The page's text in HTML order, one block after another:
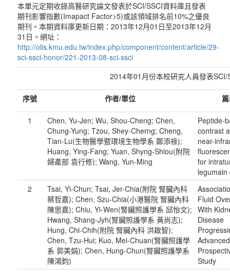
本單元定期收錄高醫研究論文發表於SCI/SSCI資料庫且發表
期刊影響指數(Imapact Factor>5)或該領域排名前10%之優良
期刊。本期資料庫更新日期：2013年12月01日至2013年12月
31日。網址：
http://olis.kmu.edu.tw/index.php/component/content/article/29-
sci-ssci-honor/221-2013-08-sci-ssci
2014年01月份本校研究人員發表SCI/
序號 作者/單位
1
Chen, Yu-Jen; Wu, Shou-Cheng; Chen,
Chung-Yung; Tzou, Shey-Cherng; Cheng,
Tian-Lu(生物醫學暨環境生物學系 鄭添祿);
Huang, Ying-Fang; Yuan, Shyng-Shiou(附院
婦產部 袁行修); Wang, Yun-Ming
Peptide-
contrast
near-
for
legumain
2
Tsai, Yi-Chun; Tsai, Jer-Chia(附院 腎臟內科
蔡哲嘉); Chen, Szu-Chia(小港醫院 腎臟內科
陳思嘉); Chiu, Yi-Wen(腎臟照護學系 邱怡文);
Hwang, Shang-Jyh(腎臟照護學系 黃尚志);
Hung, Chi-Chih(附院 腎臟內科 洪啟智);
Chen, Tzu-Hui; Kuo, Mei-Chuan(腎臟照護學
系 郭美娟); Chen, Hung-Chun(腎臟照護學系
陳鴻鈞)
Fluid
With
Disease
Study